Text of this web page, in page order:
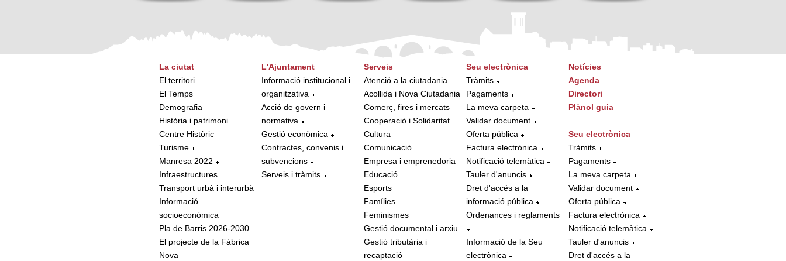
La ciutat
El territori
El Temps
Demografia
Història i patrimoni
Centre Històric
Turisme
Manresa 2022
Infraestructures
Transport urbà i interurbà
Informació
socioeconòmica
Pla de Barris 2026-2030
El projecte de la Fàbrica
Nova
L'Ajuntament
Informació institucional i
organitzativa
Acció de govern i
normativa
Gestió econòmica
Contractes, convenis i
subvencions
Serveis i tràmits
Serveis
Atenció a la ciutadania
Acollida i Nova Ciutadania
Comerç, fires i mercats
Cooperació i Solidaritat
Cultura
Comunicació
Empresa i emprenedoria
Educació
Esports
Famílies
Feminismes
Gestió documental i arxiu
Gestió tributària i
recaptació
Seu electrònica
Tràmits
Pagaments
La meva carpeta
Validar document
Oferta pública
Factura electrònica
Notificació telemàtica
Tauler d'anuncis
Dret d'accés a la
informació pública
Ordenances i reglaments
Informació de la Seu
electrònica
Notícies
Agenda
Directori
Plànol guia
Seu electrònica
Tràmits
Pagaments
La meva carpeta
Validar document
Oferta pública
Factura electrònica
Notificació telemàtica
Tauler d'anuncis
Dret d'accés a la